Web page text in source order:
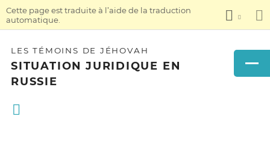
Cette page est traduite à l’aide de la traduction
automatique.
LES TÉMOINS DE JÉHOVAH
SITUATION JURIDIQUE EN
RUSSIE